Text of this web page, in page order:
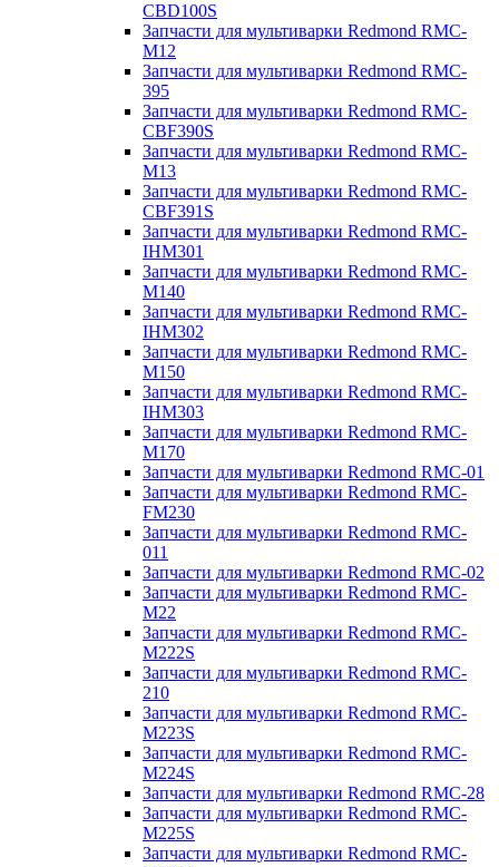
CBD100S
Запчасти для мультиварки Redmond RMC-
M12
Запчасти для мультиварки Redmond RMC-
395
Запчасти для мультиварки Redmond RMC-
CBF390S
Запчасти для мультиварки Redmond RMC-
M13
Запчасти для мультиварки Redmond RMC-
CBF391S
Запчасти для мультиварки Redmond RMC-
IHM301
Запчасти для мультиварки Redmond RMC-
M140
Запчасти для мультиварки Redmond RMC-
IHM302
Запчасти для мультиварки Redmond RMC-
M150
Запчасти для мультиварки Redmond RMC-
IHM303
Запчасти для мультиварки Redmond RMC-
M170
Запчасти для мультиварки Redmond RMC-01
Запчасти для мультиварки Redmond RMC-
FM230
Запчасти для мультиварки Redmond RMC-
011
Запчасти для мультиварки Redmond RMC-02
Запчасти для мультиварки Redmond RMC-
M22
Запчасти для мультиварки Redmond RMC-
M222S
Запчасти для мультиварки Redmond RMC-
210
Запчасти для мультиварки Redmond RMC-
M223S
Запчасти для мультиварки Redmond RMC-
M224S
Запчасти для мультиварки Redmond RMC-28
Запчасти для мультиварки Redmond RMC-
M225S
Запчасти для мультиварки Redmond RMC-